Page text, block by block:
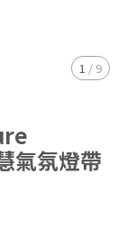
1 / 9
氣氛燈帶